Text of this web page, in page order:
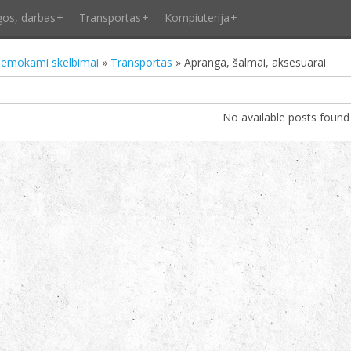
darbas Transportas Kompiuterija
skelbimai » Transportas » Apranga, šalmai, aksesuarai
No available posts found